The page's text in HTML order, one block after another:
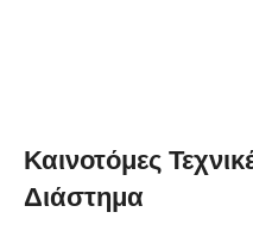
Καινοτόμες
Διάστημα